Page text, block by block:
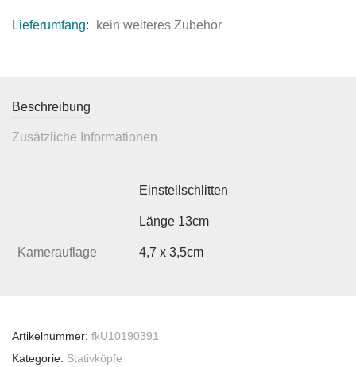
Lieferumfang: kein weiteres Zubehör
Beschreibung
Zusätzliche Informationen
Einstellschlitten
Länge 13cm
Kamerauflage 4,7 x 3,5cm
Artikelnummer: fkU10190391
Kategorie: Stativköpfe